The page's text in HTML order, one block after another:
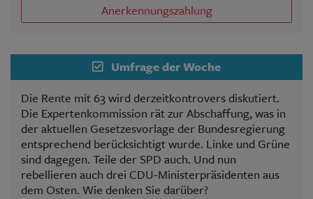
Anerkennungszahlung
Umfrage der Woche
Die Rente mit 63 wird derzeitkontrovers diskutiert.
Die Expertenkommission rät zur Abschaffung, was in
der aktuellen Gesetzesvorlage der Bundesregierung
entsprechend berücksichtigt wurde. Linke und Grüne
sind dagegen. Teile der SPD auch. Und nun
rebellieren auch drei CDU-Ministerpräsidenten aus
dem Osten. Wie denken Sie darüber?